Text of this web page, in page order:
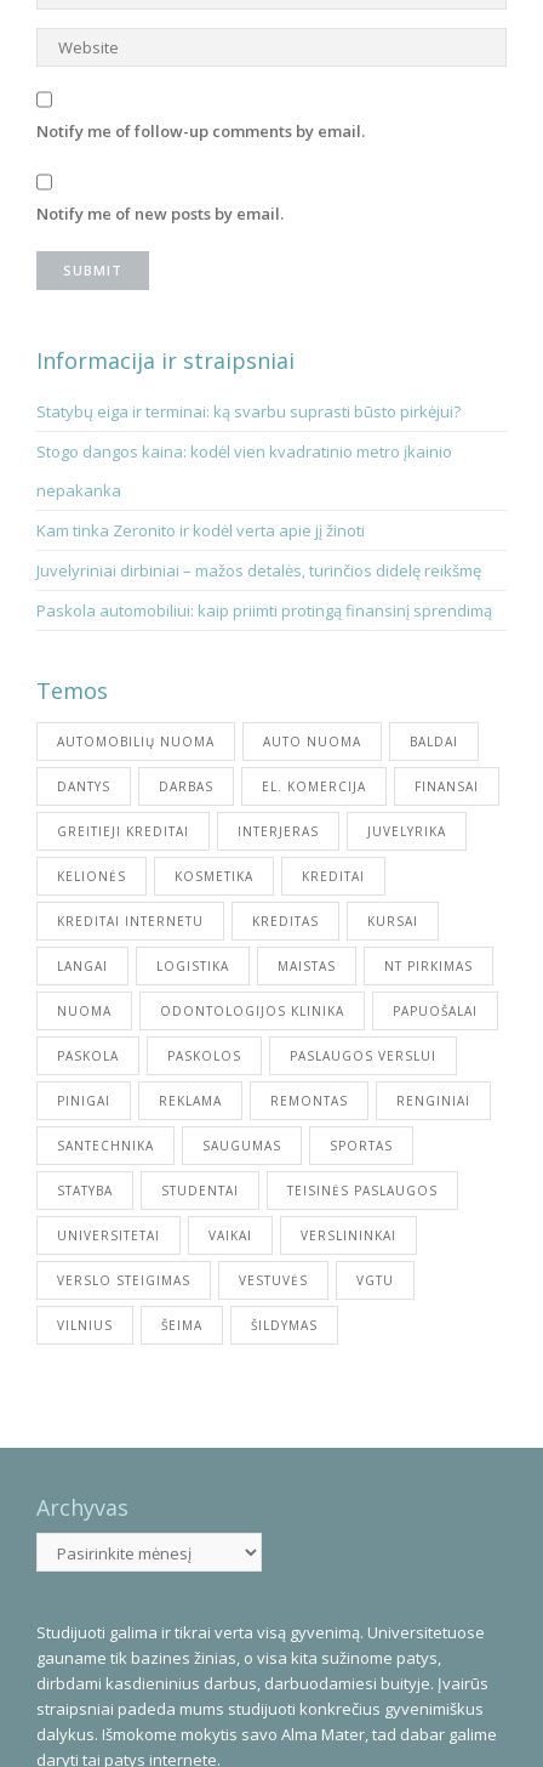
Notify me of follow-up comments by email.
Notify me of new posts by email.
Informacija ir straipsniai
Statybų eiga ir terminai: ką svarbu suprasti būsto pirkėjui?
Stogo dangos kaina: kodėl vien kvadratinio metro įkainio
nepakanka
Kam tinka Zeronito ir kodėl verta apie jį žinoti
Juvelyriniai dirbiniai – mažos detalės, turinčios didelę reikšmę
Paskola automobiliui: kaip priimti protingą finansinį sprendimą
Temos
AUTOMOBILIŲ NUOMA AUTO NUOMA BALDAI
DANTYS DARBAS EL. KOMERCIJA FINANSAI
GREITIEJI KREDITAI INTERJERAS JUVELYRIKA
KELIONĖS KOSMETIKA KREDITAI
KREDITAI INTERNETU KREDITAS KURSAI
LANGAI LOGISTIKA MAISTAS NT PIRKIMAS
NUOMA ODONTOLOGIJOS KLINIKA PAPUOŠALAI
PASKOLA PASKOLOS PASLAUGOS VERSLUI
PINIGAI REKLAMA REMONTAS RENGINIAI
SANTECHNIKA SAUGUMAS SPORTAS
STATYBA STUDENTAI TEISINĖS PASLAUGOS
UNIVERSITETAI VAIKAI VERSLININKAI
VERSLO STEIGIMAS VESTUVĖS VGTU
VILNIUS ŠEIMA ŠILDYMAS
Archyvas
Studijuoti galima ir tikrai verta visą gyvenimą. Universitetuose
gauname tik bazines žinias, o visa kita sužinome patys,
dirbdami kasdieninius darbus, darbuodamiesi buityje. Įvairūs
straipsniai padeda mums studijuoti konkrečius gyvenimiškus
dalykus. Išmokome mokytis savo Alma Mater, tad dabar galime
daryti tai patys internete.